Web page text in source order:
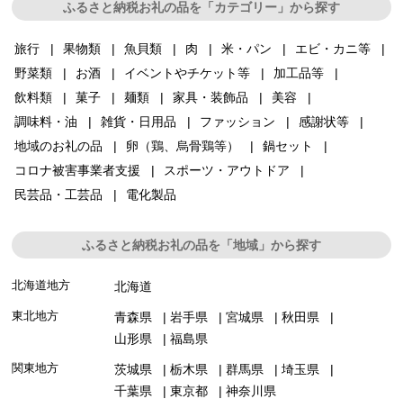
ふるさと納税お礼の品を「カテゴリー」から探す
旅行 果物類 魚貝類 肉 米・パン
エビ・カニ等
野菜類
お酒 イベントやチケット等
加工品等
飲料類
菓子 麺類 家具・装飾品
美容
調味料・油
雑貨・日用品 ファッション
感謝状等
地域のお礼の品
卵（鶏、烏骨鶏等）
鍋セット
コロナ被害事業者支援
スポーツ・アウトドア
民芸品・工芸品
電化製品
ふるさと納税お礼の品を「地域」から探す
北海道地方 北海道
東北地方 青森県 岩手県 宮城県
秋田県
山形県
福島県
関東地方 茨城県 栃木県 群馬県
埼玉県
千葉県
東京都 神奈川県